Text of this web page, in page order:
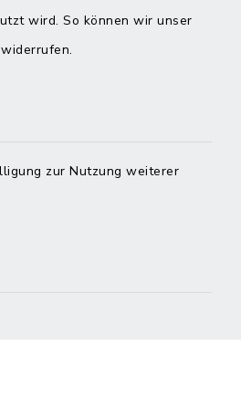
wird. So können wir unser
widerrufen.
zur Nutzung weiterer